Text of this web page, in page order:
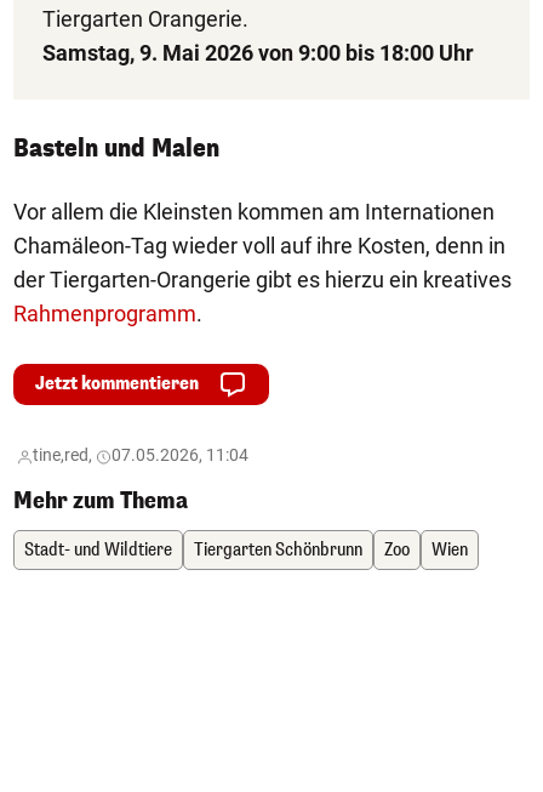
Tiergarten Orangerie.
Samstag, 9. Mai 2026 von 9:00 bis 18:00 Uhr
Basteln und Malen
Vor allem die Kleinsten kommen am Internationen
Chamäleon-Tag wieder voll auf ihre Kosten, denn in
der Tiergarten-Orangerie gibt es hierzu ein kreatives
Rahmenprogramm.
Jetzt kommentieren
tine,red, 07.05.2026, 11:04
Mehr zum Thema
Stadt- und Wildtiere Tiergarten Schönbrunn Zoo Wien